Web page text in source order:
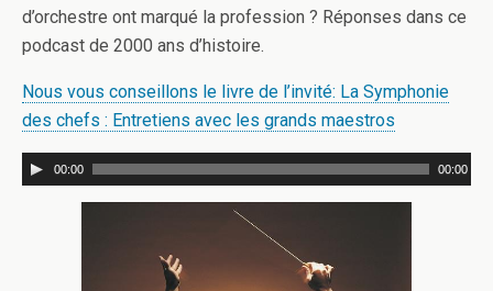
d’orchestre ont marqué la profession ? Réponses dans ce
podcast de 2000 ans d’histoire.
Nous vous conseillons le livre de l’invité: La Symphonie
des chefs : Entretiens avec les grands maestros
00:00 00:00